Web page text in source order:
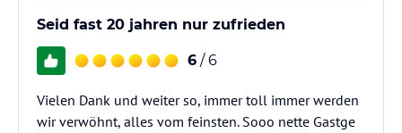
Seid fast 20 jahren nur zufrieden
6 / 6
Vielen Dank und weiter so, immer toll immer werden
wir verwöhnt, alles vom feinsten. Sooo nette Gastge